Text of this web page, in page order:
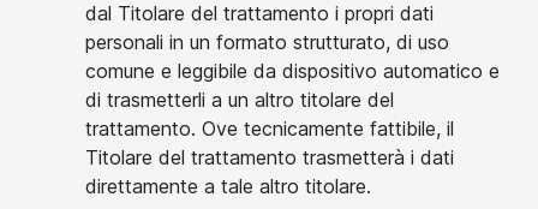
dal Titolare del trattamento i propri dati
personali in un formato strutturato, di uso
comune e leggibile da dispositivo automatico e
di trasmetterli a un altro titolare del
trattamento. Ove tecnicamente fattibile, il
Titolare del trattamento trasmetterà i dati
direttamente a tale altro titolare.